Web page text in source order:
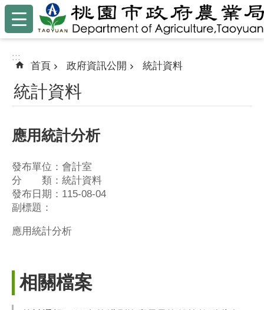
跳到主要內容區塊
:::
:::
首頁 政府資訊公開 統計資料
統計資料
應用統計分析
發布單位：會計室
分 類：統計資料
發布日期：115-08-04
副標題：
應用統計分析
相關檔案